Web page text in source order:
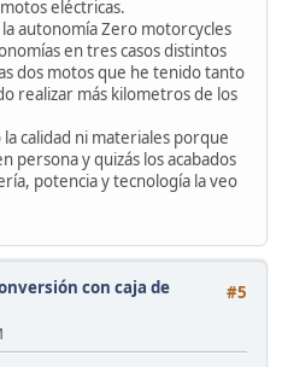
eléctricas.
autonomía Zero motorcycles
en tres casos distintos
dos motos que he tenido tanto
realizar más kilometros de los
calidad ni materiales porque
persona y quizás los acabados
potencia y tecnología la veo
#5
con caja de